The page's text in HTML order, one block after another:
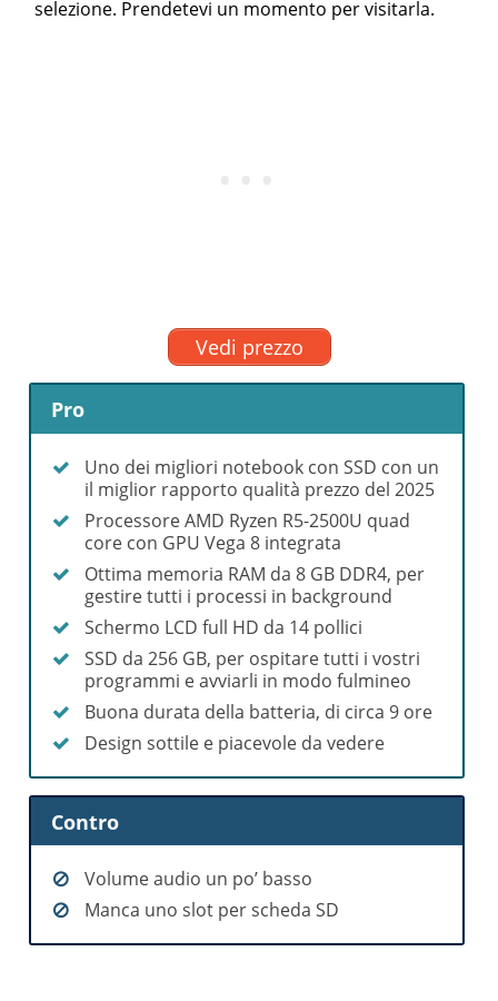
selezione. Prendetevi un momento per visitarla.
Vedi prezzo
Pro
Uno dei migliori notebook con SSD con un
il miglior rapporto qualità prezzo del 2025
Processore AMD Ryzen R5-2500U quad
core con GPU Vega 8 integrata
Ottima memoria RAM da 8 GB DDR4, per
gestire tutti i processi in background
Schermo LCD full HD da 14 pollici
SSD da 256 GB, per ospitare tutti i vostri
programmi e avviarli in modo fulmineo
Buona durata della batteria, di circa 9 ore
Design sottile e piacevole da vedere
Contro
Volume audio un po’ basso
Manca uno slot per scheda SD